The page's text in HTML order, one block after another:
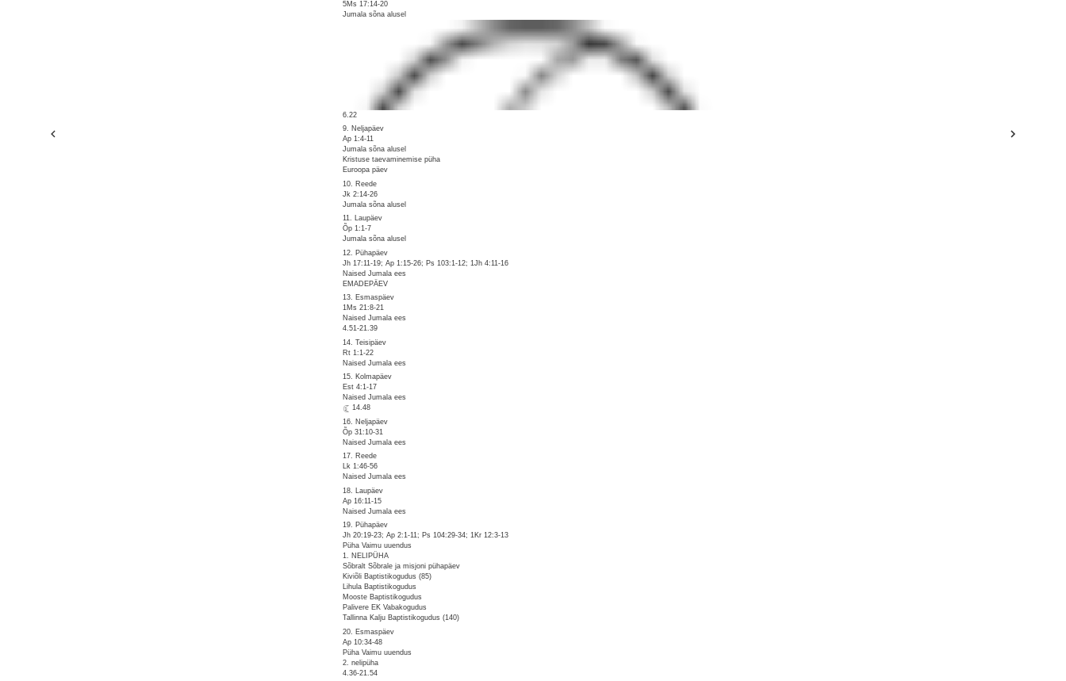
5Ms 17:14-20
Jumala sõna alusel
6.22
9. Neljapäev
Ap 1:4-11
Jumala sõna alusel
Kristuse taevaminemise püha
Euroopa päev
10. Reede
Jk 2:14-26
Jumala sõna alusel
11. Laupäev
Õp 1:1-7
Jumala sõna alusel
12. Pühapäev
Jh 17:11-19; Ap 1:15-26; Ps 103:1-12; 1Jh 4:11-16
Naised Jumala ees
EMADEPÄEV
13. Esmaspäev
1Ms 21:8-21
Naised Jumala ees
4.51-21.39
14. Teisipäev
Rt 1:1-22
Naised Jumala ees
15. Kolmapäev
Est 4:1-17
Naised Jumala ees
14.48
16. Neljapäev
Õp 31:10-31
Naised Jumala ees
17. Reede
Lk 1:46-56
Naised Jumala ees
18. Laupäev
Ap 16:11-15
Naised Jumala ees
19. Pühapäev
Jh 20:19-23; Ap 2:1-11; Ps 104:29-34; 1Kr 12:3-13
Püha Vaimu uuendus
1. NELIPÜHA
Sõbralt Sõbrale ja misjoni pühapäev
Kiviõli Baptistikogudus (85)
Lihula Baptistikogudus
Mooste Baptistikogudus
Palivere EK Vabakogudus
Tallinna Kalju Baptistikogudus (140)
20. Esmaspäev
Ap 10:34-48
Püha Vaimu uuendus
2. nelipüha
4.36-21.54